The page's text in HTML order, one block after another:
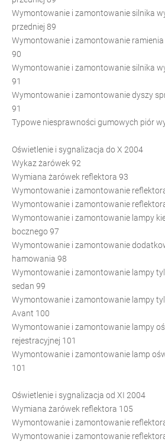
Wymontowanie i zamontowanie silnika
przedniej 89
Wymontowanie i zamontowanie
90
Wymontowanie i zamontowanie silnika
91
Wymontowanie i zamontowanie dyszy
91
Typowe niesprawności gumowych piór
Oświetlenie i sygnalizacja do X 2004
Wykaz żarówek 92
Wymiana żarówek reflektora 93
Wymontowanie i zamontowanie
Wymontowanie i zamontowanie
Wymontowanie i zamontowanie lampy
bocznego 97
Wymontowanie i zamontowanie
hamowania 98
Wymontowanie i zamontowanie lampy
sedan 99
Wymontowanie i zamontowanie lampy
Avant 100
Wymontowanie i zamontowanie lampy
rejestracyjnej 101
Wymontowanie i zamontowanie lamp
101
Oświetlenie i sygnalizacja od XI 2004
Wymiana żarówek reflektora 105
Wymontowanie i zamontowanie
Wymontowanie i zamontowanie